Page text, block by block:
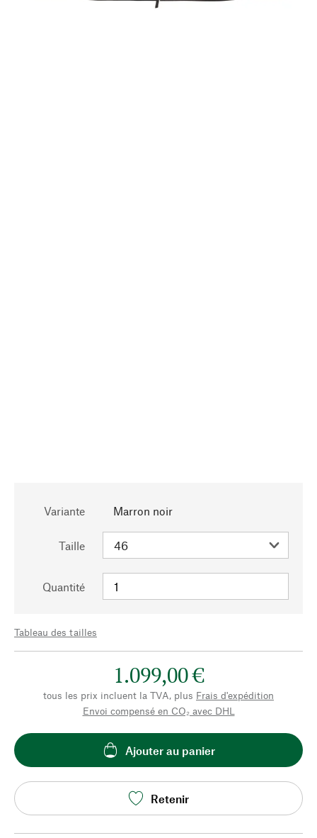
Variante Marron noir
Taille
Quantité
Tableau des tailles
1.099,00 €
tous les prix incluent la TVA, plus Frais d'expédition
Envoi compensé en CO₂ avec DHL
Ajouter au panier
Retenir